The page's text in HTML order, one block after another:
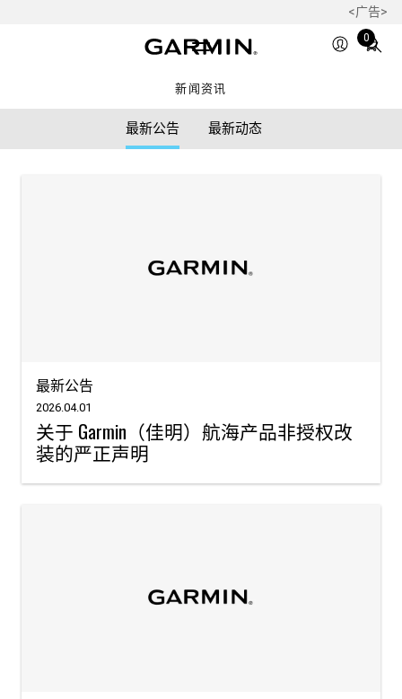
<广告>
0
Total
items
新闻资讯
最新公告 最新动态
最新公告
2026.04.01
关于 Garmin（佳明）航海产品非授权改
装的严正声明